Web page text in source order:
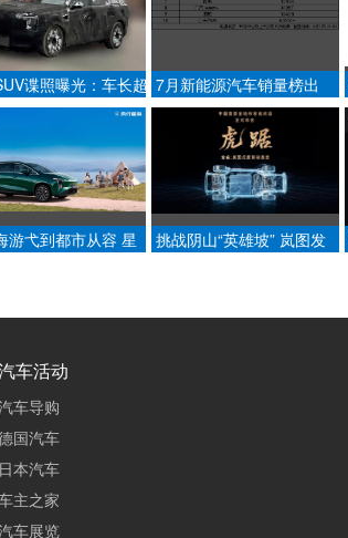
谍照曝光：车长超
6激光雷达，4/6/7
7月新能源汽车销量榜出
炉，比亚迪41.9万辆稳居榜
游弋到都市从容 星
挑战阴山“英雄坡” 岚图发
车活动
车导购
国汽车
日本汽车
主之家
车展览